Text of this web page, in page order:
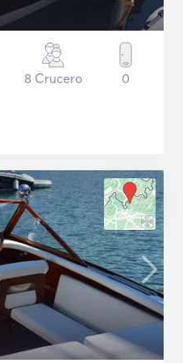
8 Crucero 0